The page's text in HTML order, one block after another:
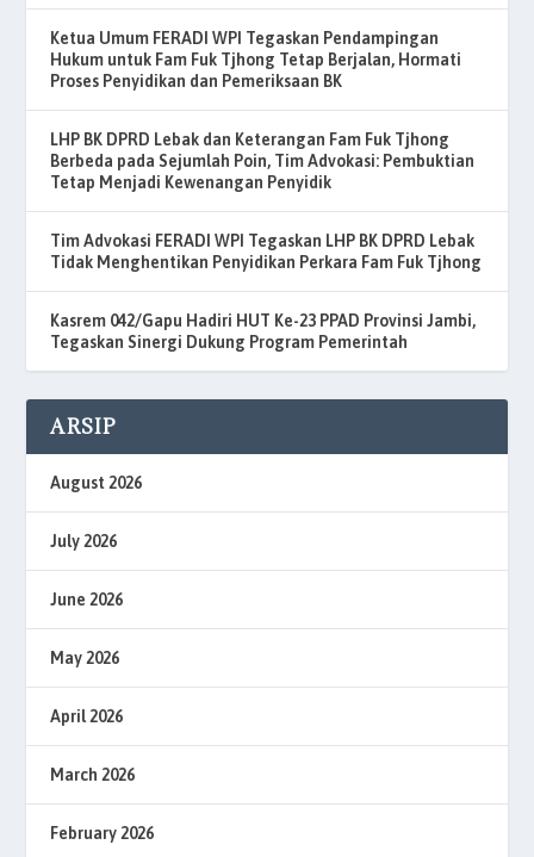
Ketua Umum FERADI WPI Tegaskan Pendampingan
Hukum untuk Fam Fuk Tjhong Tetap Berjalan, Hormati
Proses Penyidikan dan Pemeriksaan BK
LHP BK DPRD Lebak dan Keterangan Fam Fuk Tjhong
Berbeda pada Sejumlah Poin, Tim Advokasi: Pembuktian
Tetap Menjadi Kewenangan Penyidik
Tim Advokasi FERADI WPI Tegaskan LHP BK DPRD Lebak
Tidak Menghentikan Penyidikan Perkara Fam Fuk Tjhong
Kasrem 042/Gapu Hadiri HUT Ke-23 PPAD Provinsi Jambi,
Tegaskan Sinergi Dukung Program Pemerintah
ARSIP
August 2026
July 2026
June 2026
May 2026
April 2026
March 2026
February 2026